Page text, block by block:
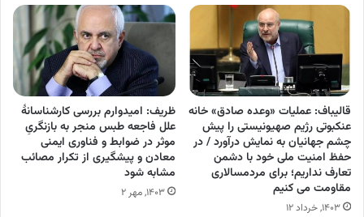
قالیباف: عملیات «وعده صادق» خانه
عنکبوتی رژیم صهیونیستی را پیش
چشم جهانیان به نمایش درآورد / در
حفظ امنیت ملی خود با دشمن
تعارف نداریم؛ برای مردمسالاری
مقاومت می کنیم
۱۴۰۳, خرداد ۱۲
ظریف: امیدوارم بررسی کارشناسانهٔ
علل فاجعه طبس منجر به بازنگریِ
موثر در ضوابط و فناوری ایمنی
معادن و پیشگیری از تکرار مصائب
مشابه شود
۱۴۰۳, مهر ۲